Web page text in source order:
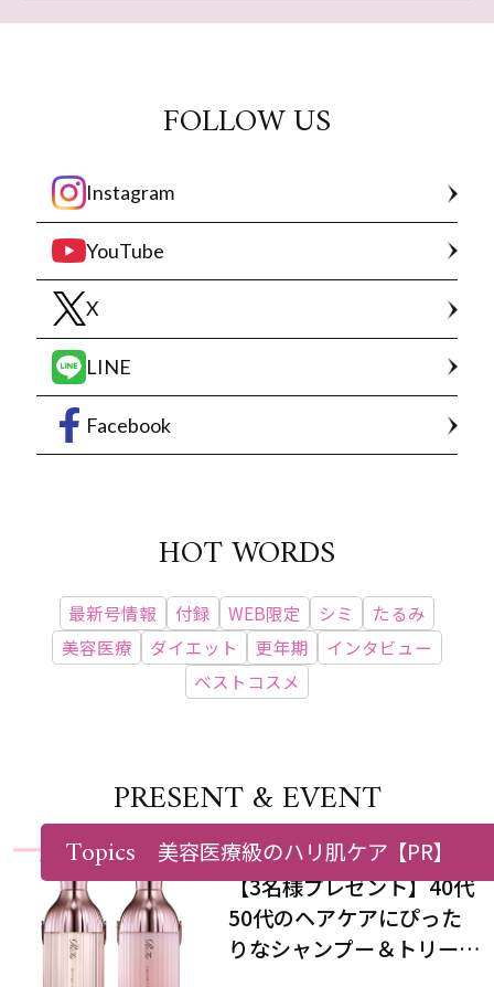
FOLLOW US
Instagram
YouTube
X
LINE
Facebook
HOT WORDS
最新号情報 付録 WEB限定 シミ
たるみ
美容医療
ダイエット 更年期
インタビュー
ベストコスメ
PRESENT & EVENT
【3名様プレゼント】40代
50代のヘアケアにぴった
りなシャンプー＆トリート
Topics 美容医療級のハリ肌ケア【PR】